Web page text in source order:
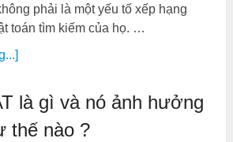
phải là một yếu tố xếp hạng
toán tìm kiếm của họ. …
là gì và nó ảnh hưởng
thế nào ?